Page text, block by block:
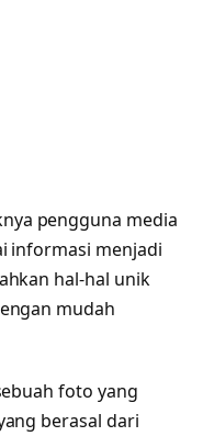
pengguna media
informasi menjadi
hal-hal unik
mudah
foto yang
berasal dari